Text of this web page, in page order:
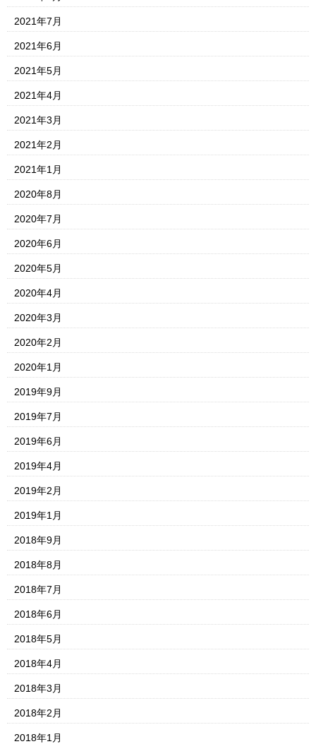
2021年7月
2021年6月
2021年5月
2021年4月
2021年3月
2021年2月
2021年1月
2020年8月
2020年7月
2020年6月
2020年5月
2020年4月
2020年3月
2020年2月
2020年1月
2019年9月
2019年7月
2019年6月
2019年4月
2019年2月
2019年1月
2018年9月
2018年8月
2018年7月
2018年6月
2018年5月
2018年4月
2018年3月
2018年2月
2018年1月